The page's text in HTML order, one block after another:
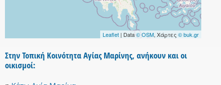
Leaflet | Data© OSM, Χάρτες © buk.gr
Στην Τοπική Κοινότητα Αγίας Μαρίνης, ανήκουν και οι
οικισμοί: